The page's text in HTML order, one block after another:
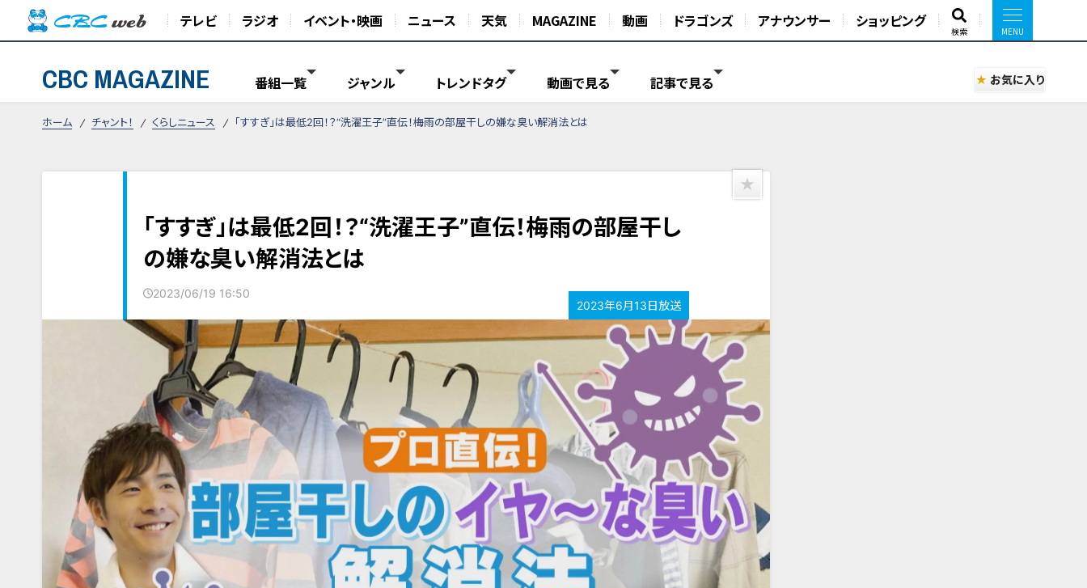
テレビ ラジオ イベント・映画 ニュース 天気 MAGAZINE 動画 ドラゴンズ アナウンサー ショッピング
検索
CBC MAGAZINE 番組一覧 ジャンル トレンドタグ 動画で見る 記事で見る お気に入り
ホーム チャント！ くらしニュース 「すすぎ」は最低2回！？“洗濯王子”直伝！梅雨の部屋干しの嫌な臭い解消法とは
「すすぎ」は最低2回！？“洗濯王子”直伝！梅雨の部屋干し
の嫌な臭い解消法とは
2023/06/19 16:50
2023年6月13日放送